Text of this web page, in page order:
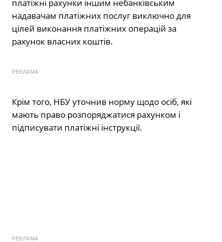
платіжні рахунки іншим небанківським
надавачам платіжних послуг виключно для
цілей виконання платіжних операцій за
рахунок власних коштів.
РЕКЛАМА
Крім того, НБУ уточнив норму щодо осіб, які
мають право розпоряджатися рахунком і
підписувати платіжні інструкції.
РЕКЛАМА